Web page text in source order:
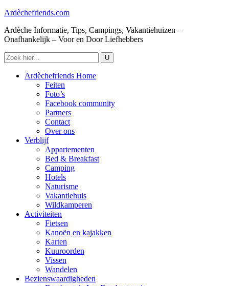
Ardèchefriends.com
Ardèche Informatie, Tips, Campings, Vakantiehuizen –
Onafhankelijk – Voor en Door Liefhebbers
Ardèchefriends Home
Feiten
Foto’s
Facebook community
Partners
Contact
Over ons
Verblijf
Appartementen
Bed & Breakfast
Camping
Hotels
Naturisme
Vakantiehuis
Wildkamperen
Activiteiten
Fietsen
Kanoën en kajakken
Karten
Kuuroorden
Vissen
Wandelen
Bezienswaardigheden